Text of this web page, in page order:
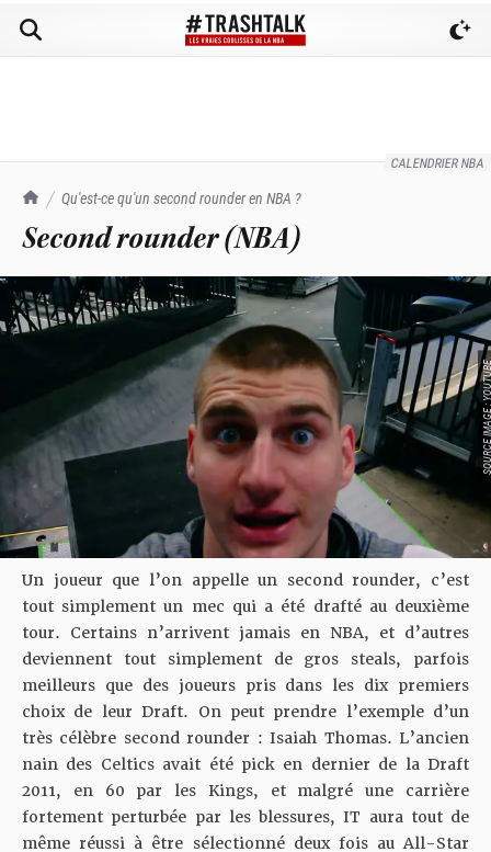
CALENDRIER NBA
TrashTalk Actu NBA
Qu'est-ce qu'un second rounder en NBA ?
Second rounder (NBA)
SOURCE
Un joueur que l’on appelle un second rounder, c’est
tout simplement un mec qui a été drafté au deuxième
tour. Certains n’arrivent jamais en NBA, et d’autres
deviennent tout simplement de gros steals, parfois
meilleurs que des joueurs pris dans les dix premiers
choix de leur Draft. On peut prendre l’exemple d’un
très célèbre second rounder : Isaiah Thomas. L’ancien
nain des Celtics avait été pick en dernier de la Draft
2011, en 60 par les Kings, et malgré une carrière
fortement perturbée par les blessures, IT aura tout de
même réussi à être sélectionné deux fois au All-Star